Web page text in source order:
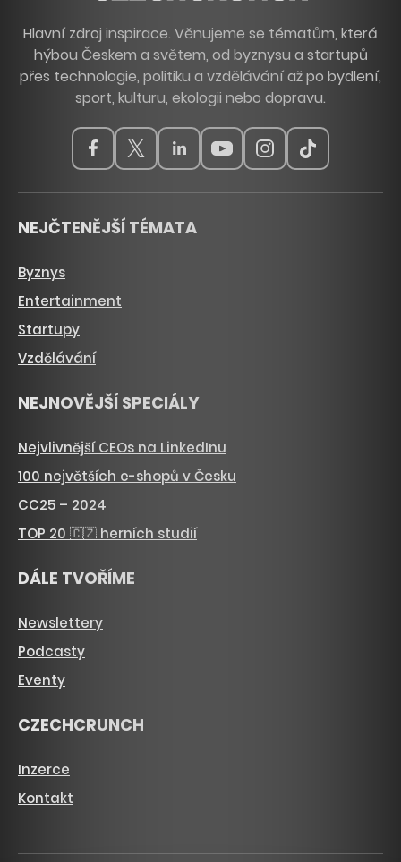
Hlavní zdroj inspirace. Věnujeme se tématům, která
hýbou Českem a světem, od byznysu a startupů
přes technologie, politiku a vzdělávání až po bydlení,
sport, kulturu, ekologii nebo dopravu.
NEJČTENĚJŠÍ TÉMATA
Byznys
Entertainment
Startupy
Vzdělávání
NEJNOVĚJŠÍ SPECIÁLY
Nejvlivnější CEOs na LinkedInu
100 největších e-shopů v Česku
CC25 – 2024
TOP 20 🇨🇿 herních studií
DÁLE TVOŘÍME
Newslettery
Podcasty
Eventy
CZECHCRUNCH
Inzerce
Kontakt